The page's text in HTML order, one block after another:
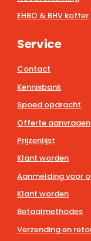
EHBO & BHV koffer
Service
Contact
Kennisbank
Spoed opdracht
Offerte aanvragen
Prijzenlijst
Klant worden
Aanmelding voor
Klant worden
Betaalmethodes
Verzending en